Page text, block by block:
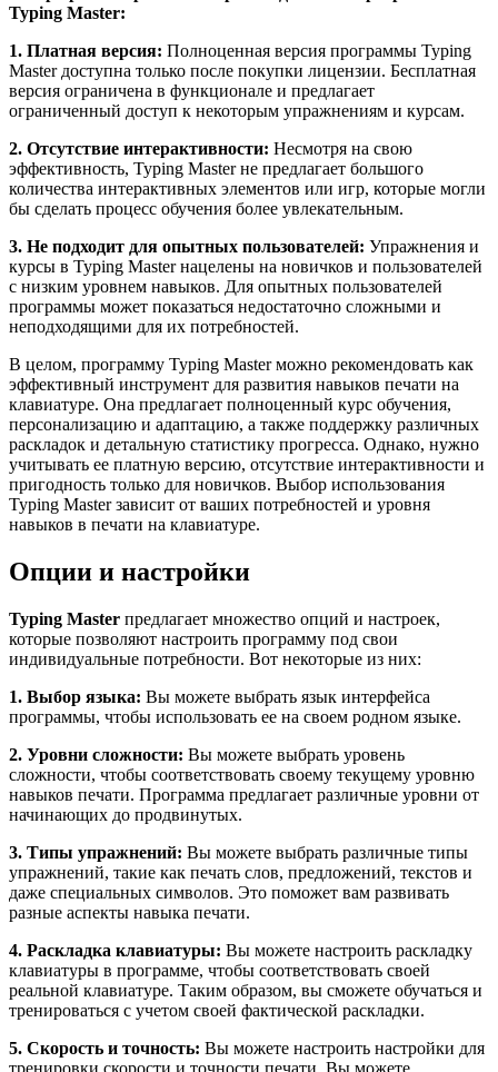
Typing Master:
1. Платная версия: Полноценная версия программы Typing
Master доступна только после покупки лицензии. Бесплатная
версия ограничена в функционале и предлагает
ограниченный доступ к некоторым упражнениям и курсам.
2. Отсутствие интерактивности: Несмотря на свою
эффективность, Typing Master не предлагает большого
количества интерактивных элементов или игр, которые могли
бы сделать процесс обучения более увлекательным.
3. Не подходит для опытных пользователей: Упражнения и
курсы в Typing Master нацелены на новичков и пользователей
с низким уровнем навыков. Для опытных пользователей
программы может показаться недостаточно сложными и
неподходящими для их потребностей.
В целом, программу Typing Master можно рекомендовать как
эффективный инструмент для развития навыков печати на
клавиатуре. Она предлагает полноценный курс обучения,
персонализацию и адаптацию, а также поддержку различных
раскладок и детальную статистику прогресса. Однако, нужно
учитывать ее платную версию, отсутствие интерактивности и
пригодность только для новичков. Выбор использования
Typing Master зависит от ваших потребностей и уровня
навыков в печати на клавиатуре.
Опции и настройки
Typing Master предлагает множество опций и настроек,
которые позволяют настроить программу под свои
индивидуальные потребности. Вот некоторые из них:
1. Выбор языка: Вы можете выбрать язык интерфейса
программы, чтобы использовать ее на своем родном языке.
2. Уровни сложности: Вы можете выбрать уровень
сложности, чтобы соответствовать своему текущему уровню
навыков печати. Программа предлагает различные уровни от
начинающих до продвинутых.
3. Типы упражнений: Вы можете выбрать различные типы
упражнений, такие как печать слов, предложений, текстов и
даже специальных символов. Это поможет вам развивать
разные аспекты навыка печати.
4. Раскладка клавиатуры: Вы можете настроить раскладку
клавиатуры в программе, чтобы соответствовать своей
реальной клавиатуре. Таким образом, вы сможете обучаться и
тренироваться с учетом своей фактической раскладки.
5. Скорость и точность: Вы можете настроить настройки для
тренировки скорости и точности печати. Вы можете